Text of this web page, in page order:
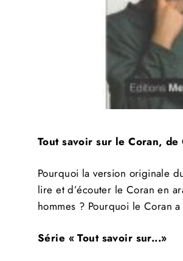
Tout savoir sur le Coran,
Pourquoi la version originale
lire et d’écouter le Coran en
hommes ? Pourquoi le Coran
Série « Tout savoir sur...»